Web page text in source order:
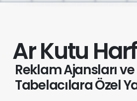
Ar Kutu Harf
Reklam Ajansları ve
Tabelacılara Özel